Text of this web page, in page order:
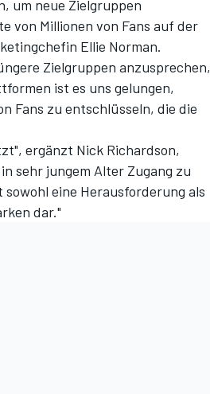
um neue Zielgruppen
von Millionen von Fans auf der
Ellie Norman.
Zielgruppen anzusprechen,
ist es uns gelungen,
Fans zu entschlüsseln, die die
ergänzt Nick Richardson,
sehr jungem Alter Zugang zu
eine Herausforderung als
dar."